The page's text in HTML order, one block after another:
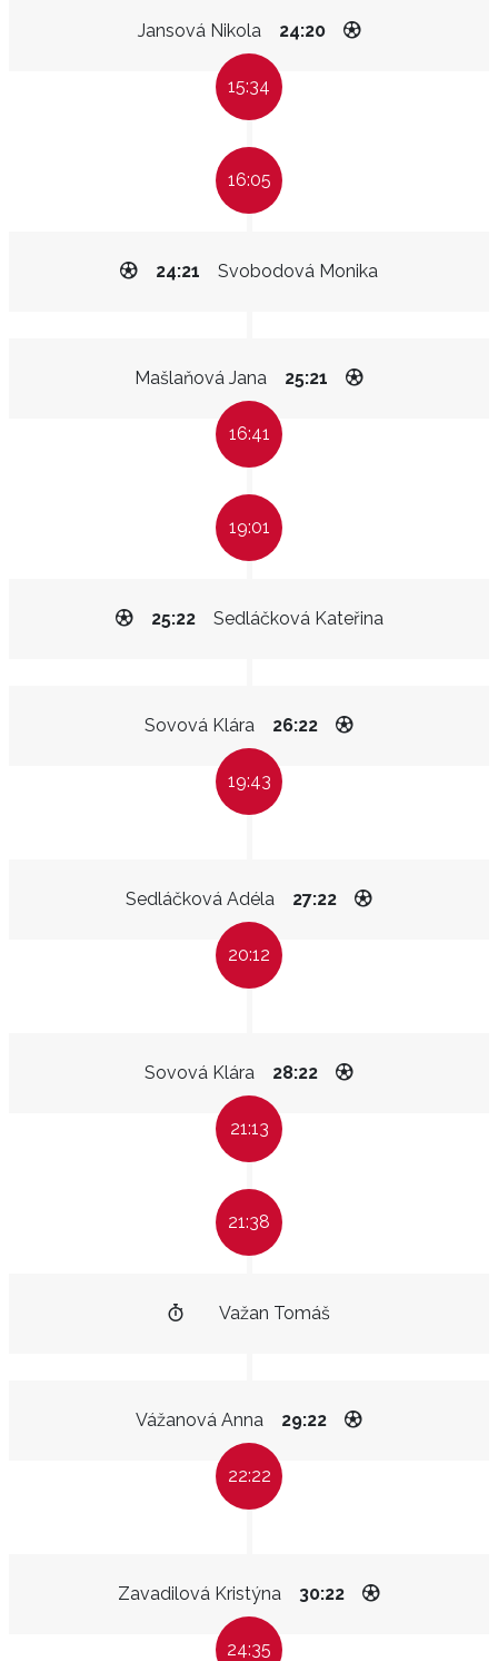
Jansová Nikola 24:20
15:34
16:05
Svobodová Monika
24:21
Mašlaňová Jana 25:21
16:41
19:01
Sedláčková Kateřina
25:22
Sovová Klára 26:22
19:43
Sedláčková Adéla 27:22
20:12
Sovová Klára 28:22
21:13
21:38
Važan Tomáš
Vážanová Anna 29:22
22:22
Zavadilová Kristýna 30:22
24:35